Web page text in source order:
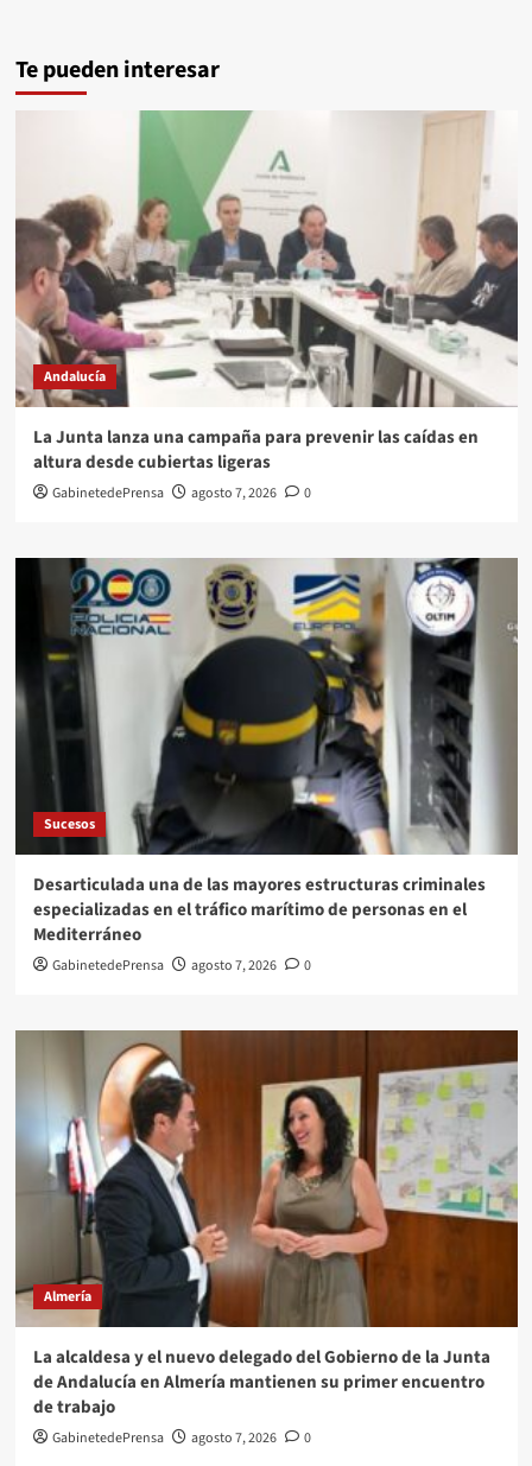
Te pueden interesar
Andalucía
La Junta lanza una campaña para prevenir las caídas en
altura desde cubiertas ligeras
GabinetedePrensa agosto 7, 2026 0
Sucesos
Desarticulada una de las mayores estructuras criminales
especializadas en el tráfico marítimo de personas en el
Mediterráneo
GabinetedePrensa agosto 7, 2026 0
Almería
La alcaldesa y el nuevo delegado del Gobierno de la Junta
de Andalucía en Almería mantienen su primer encuentro
de trabajo
GabinetedePrensa agosto 7, 2026 0